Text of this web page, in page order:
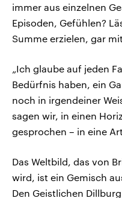
immer aus einzelnen
Episoden, Gefühlen?
Summe erzielen, gar
„Ich glaube auf jeden
Bedürfnis haben, ein
noch in irgendeiner
sagen wir, in einen
gesprochen – in eine
Das Weltbild, das von
wird, ist ein Gemisch
Den Geistlichen